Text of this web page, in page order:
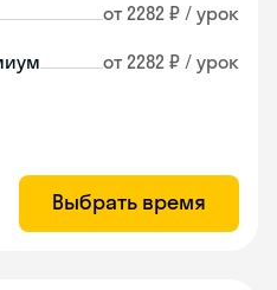
от 2282 ₽ / урок
от 2282 ₽ / урок
Выбрать время